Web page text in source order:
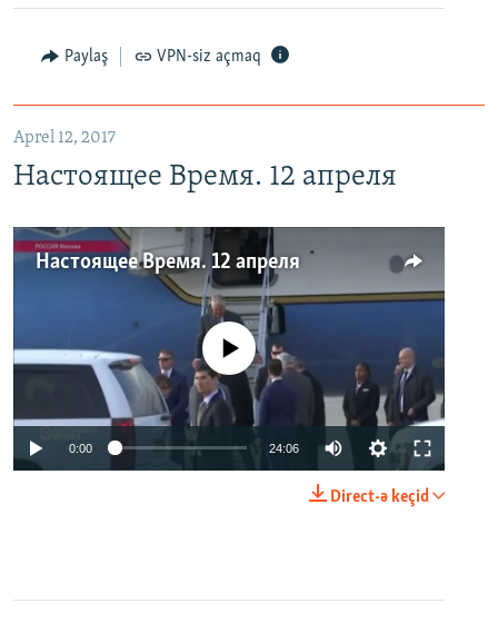
Paylaş VPN-siz açmaq
Aprel 12, 2017
Настоящее Время. 12 апреля
Настоящее Время. 12 апреля
No media source currently available
0:00 24:06
Direct-ə keçid